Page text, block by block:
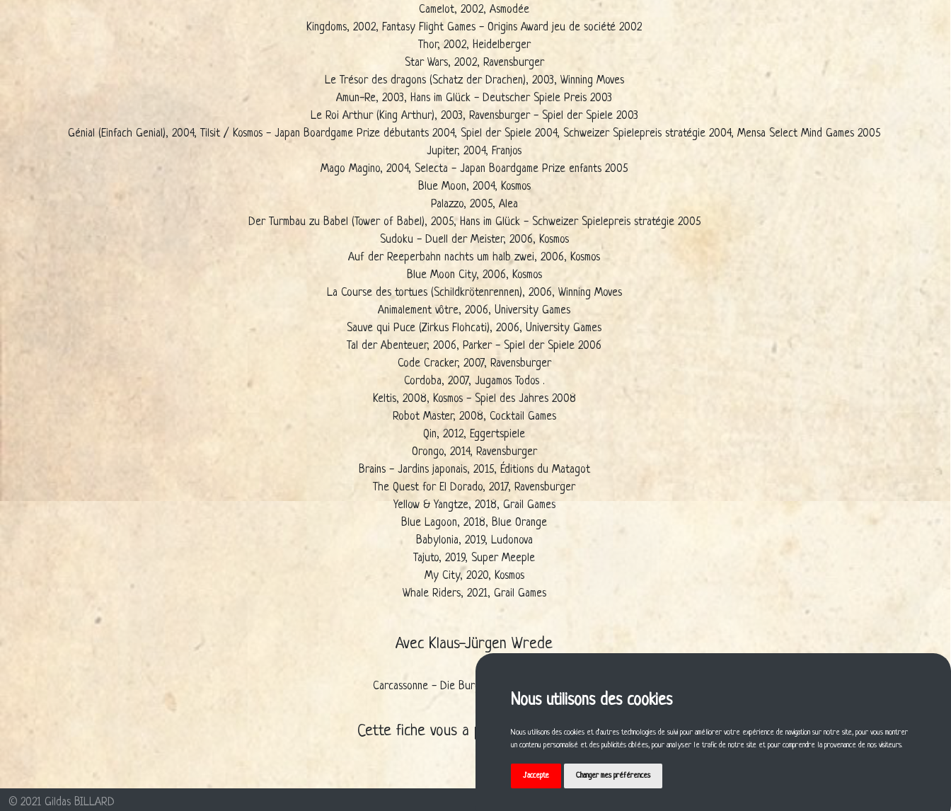
Nous utilisons des cookies
Nous utilisons des cookies et d'autres technologies de suivi pour améliorer votre expérience de navigation sur notre site, pour vous montrer
un contenu personnalisé et des publicités ciblées, pour analyser le trafic de notre site et pour comprendre la provenance de nos visiteurs.
J'accepte Changer mes préférences
Camelot, 2002, Asmodée
Kingdoms, 2002, Fantasy Flight Games - Origins Award jeu de société 2002
Thor, 2002, Heidelberger
Star Wars, 2002, Ravensburger
Le Trésor des dragons (Schatz der Drachen), 2003, Winning Moves
Amun-Re, 2003, Hans im Glück - Deutscher Spiele Preis 2003
Le Roi Arthur (King Arthur), 2003, Ravensburger - Spiel der Spiele 2003
Génial (Einfach Genial), 2004, Tilsit / Kosmos - Japan Boardgame Prize débutants 2004, Spiel der Spiele 2004, Schweizer Spielepreis stratégie 2004, Mensa Select Mind Games 2005
Jupiter, 2004, Franjos
Mago Magino, 2004, Selecta - Japan Boardgame Prize enfants 2005
Blue Moon, 2004, Kosmos
Palazzo, 2005, Alea
Der Turmbau zu Babel (Tower of Babel), 2005, Hans im Glück - Schweizer Spielepreis stratégie 2005
Sudoku - Duell der Meister, 2006, Kosmos
Auf der Reeperbahn nachts um halb zwei, 2006, Kosmos
Blue Moon City, 2006, Kosmos
La Course des tortues (Schildkrötenrennen), 2006, Winning Moves
Animalement vôtre, 2006, University Games
Sauve qui Puce (Zirkus Flohcati), 2006, University Games
Tal der Abenteuer, 2006, Parker - Spiel der Spiele 2006
Code Cracker, 2007, Ravensburger
Cordoba, 2007, Jugamos Todos .
Keltis, 2008, Kosmos - Spiel des Jahres 2008
Robot Master, 2008, Cocktail Games
Qin, 2012, Eggertspiele
Orongo, 2014, Ravensburger
Brains - Jardins japonais, 2015, Éditions du Matagot
The Quest for El Dorado, 2017, Ravensburger
Yellow & Yangtze, 2018, Grail Games
Blue Lagoon, 2018, Blue Orange
Babylonia, 2019, Ludonova
Tajuto, 2019, Super Meeple
My City, 2020, Kosmos
Whale Riders, 2021, Grail Games
Avec Klaus-Jürgen Wrede
Carcassonne - Die Burg, 2003, Hans im Glück
Cette fiche vous a plu ? Partagez-la !
© 2021 Gildas BILLARD